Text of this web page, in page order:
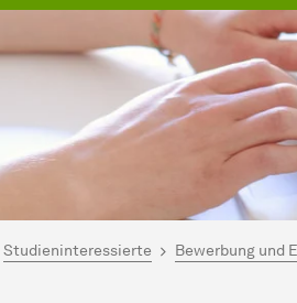
hier:
Studieninteressierte Bewerbung und